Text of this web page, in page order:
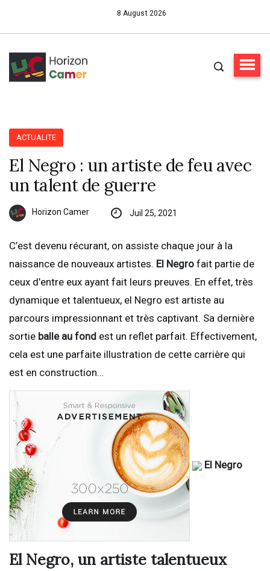
8 August 2026
ACTUALITE
El Negro : un artiste de feu avec
un talent de guerre
Horizon Camer Juil 25, 2021
C’est devenu récurant, on assiste chaque jour à la
naissance de nouveaux artistes. El Negro fait partie de
ceux d’entre eux ayant fait leurs preuves. En effet, très
dynamique et talentueux, el Negro est artiste au
parcours impressionnant et très captivant. Sa dernière
sortie balle au fond est un reflet parfait. Effectivement,
cela est une parfaite illustration de cette carrière qui
est en construction…
El Negro
El Negro, un artiste talentueux